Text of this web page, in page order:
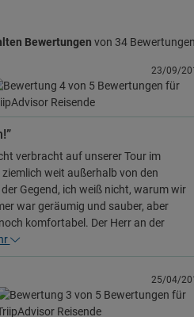
Bewertungen von 34
23/09/
verbracht auf unserer Tour im
weit außerhalb von den
Gegend, ich weiß nicht, warum wir
war geräumig und sauber, aber
komfortabel. Der Herr an der
25/04/